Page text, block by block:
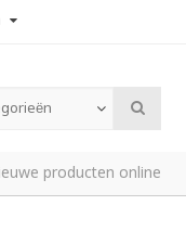
producten online